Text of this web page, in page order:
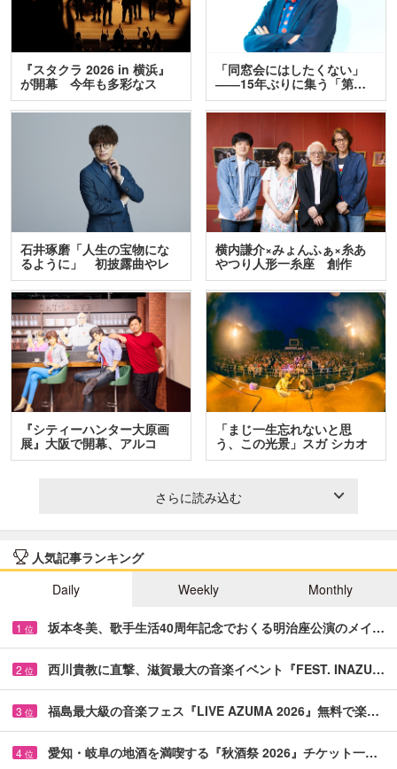
『スタクラ 2026 in 横浜』
が開幕 今年も多彩なス
テ…
「同窓会にはしたくない」
――15年ぶりに集う「第…
石井琢磨「人生の宝物にな
るように」 初披露曲やレ
ア…
横内謙介×みょんふぁ×糸あ
やつり人形一糸座 創作
人…
『シティーハンター大原画
展』大阪で開幕、アルコ
＆…
「まじ一生忘れないと思
う、この光景」スガ シカオ
と…
さらに読み込む
人気記事ランキング
Daily
Weekly Monthly
1 位 坂本冬美、歌手生活40周年記念でおくる明治座公演のメイ…
2 位 西川貴教に直撃、滋賀最大の音楽イベント『FEST. INAZU…
3 位 福島最大級の音楽フェス『LIVE AZUMA 2026』無料で楽…
4 位 愛知・岐阜の地酒を満喫する『秋酒祭 2026』チケット一…